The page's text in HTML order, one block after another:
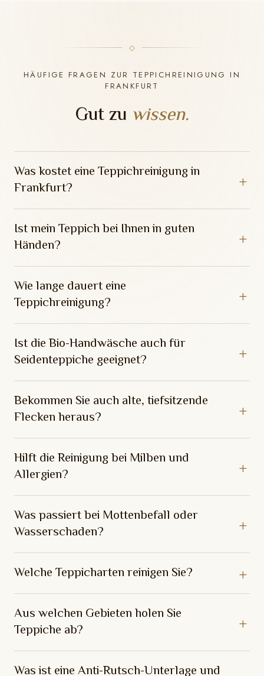
HÄUFIGE FRAGEN ZUR TEPPICHREINIGUNG IN
FRANKFURT
Gut zu wissen.
Was kostet eine Teppichreinigung in
Frankfurt?
Ist mein Teppich bei Ihnen in guten
Händen?
Wie lange dauert eine
Teppichreinigung?
Ist die Bio-Handwäsche auch für
Seidenteppiche geeignet?
Bekommen Sie auch alte, tiefsitzende
Flecken heraus?
Hilft die Reinigung bei Milben und
Allergien?
Was passiert bei Mottenbefall oder
Wasserschaden?
Welche Teppicharten reinigen Sie?
Aus welchen Gebieten holen Sie
Teppiche ab?
Was ist eine Anti-Rutsch-Unterlage und